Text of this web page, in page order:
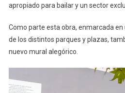
apropiado para bailar y un sector
Como parte esta obra, enmarcada
de los distintos parques y plazas,
nuevo mural alegórico.